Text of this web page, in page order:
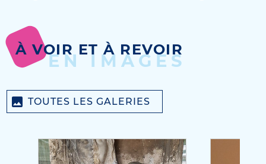
À VOIR ET À REVOIR
EN IMAGES
TOUTES LES GALERIES